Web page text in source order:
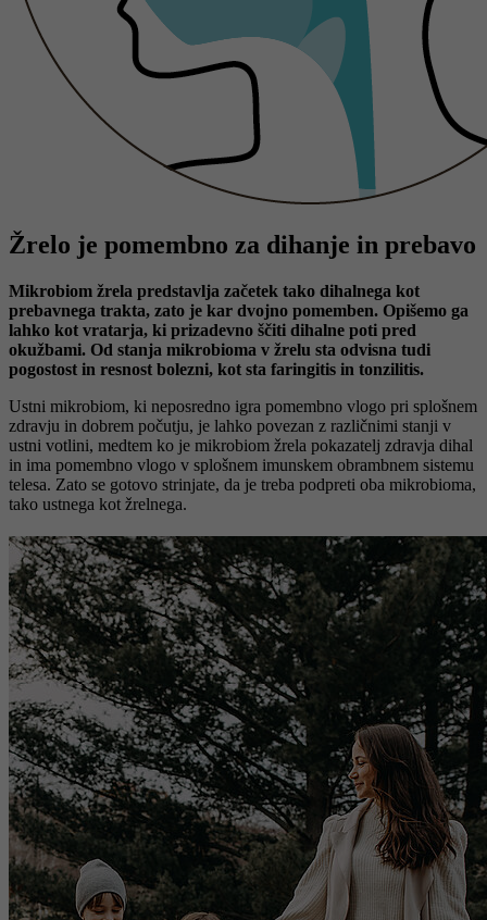
Žrelo je pomembno za dihanje in prebavo
Mikrobiom žrela predstavlja začetek tako dihalnega kot
prebavnega trakta, zato je kar dvojno pomemben. Opišemo ga
lahko kot vratarja, ki prizadevno ščiti dihalne poti pred
okužbami. Od stanja mikrobioma v žrelu sta odvisna tudi
pogostost in resnost bolezni, kot sta faringitis in tonzilitis.
Ustni mikrobiom, ki neposredno igra pomembno vlogo pri splošnem
zdravju in dobrem počutju, je lahko povezan z različnimi stanji v
ustni votlini, medtem ko je mikrobiom žrela pokazatelj zdravja dihal
in ima pomembno vlogo v splošnem imunskem obrambnem sistemu
telesa. Zato se gotovo strinjate, da je treba podpreti oba mikrobioma,
tako ustnega kot žrelnega.